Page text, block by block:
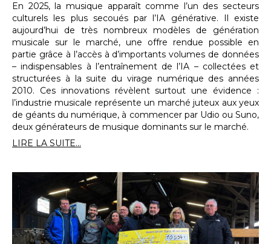
En 2025, la musique apparaît comme l’un des secteurs
culturels les plus secoués par l’IA générative. Il existe
aujourd’hui de très nombreux modèles de génération
musicale sur le marché, une offre rendue possible en
partie grâce à l’accès à d’importants volumes de données
– indispensables à l’entraînement de l’IA – collectées et
structurées à la suite du virage numérique des années
2010. Ces innovations révèlent surtout une évidence :
l’industrie musicale représente un marché juteux aux yeux
de géants du numérique, à commencer par Udio ou Suno,
deux générateurs de musique dominants sur le marché.
LIRE LA SUITE...